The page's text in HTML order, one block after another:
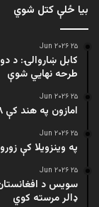
بیا ځلې کتل شوي
۲۵ Jun ۲۰۲۶
کابل ښاروالۍ: د
طرحه نهایي شوې
۲۵ Jun ۲۰۲۶
امازون په هند کې ۴۸ میلیارده ډالرو پانګونه کوي
۲۵ Jun ۲۰۲۶
په وینزویلا کې
۲۵ Jun ۲۰۲۶
سویس د
ډالر مرسته کوي